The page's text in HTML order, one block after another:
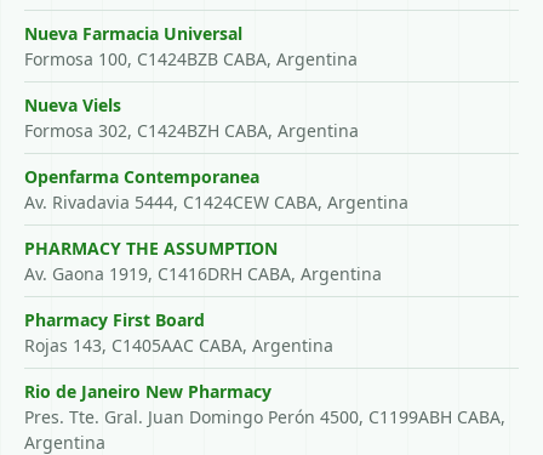
Nueva Farmacia Universal
Formosa 100, C1424BZB CABA, Argentina
Nueva Viels
Formosa 302, C1424BZH CABA, Argentina
Openfarma Contemporanea
Av. Rivadavia 5444, C1424CEW CABA, Argentina
PHARMACY THE ASSUMPTION
Av. Gaona 1919, C1416DRH CABA, Argentina
Pharmacy First Board
Rojas 143, C1405AAC CABA, Argentina
Rio de Janeiro New Pharmacy
Pres. Tte. Gral. Juan Domingo Perón 4500, C1199ABH CABA,
Argentina